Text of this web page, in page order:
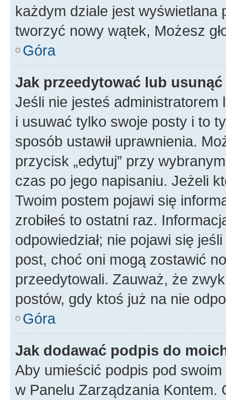
każdym dziale jest wyświetlana
tworzyć nowy wątek, Możesz
Góra
Jak przeedytować lub
Jeśli nie jesteś
i usuwać tylko swoje posty i to
sposób ustawił uprawnienia.
przycisk „edytuj” przy
czas po jego napisaniu. Jeżeli
Twoim postem pojawi się
zrobiłeś to ostatni raz.
odpowiedział; nie pojawi się
post, choć oni mogą zostawić
przeedytowali. Zauważ, że
postów, gdy ktoś już na nie
Góra
Jak dodawać podpis do
Aby umieścić podpis pod
w Panelu Zarządzania